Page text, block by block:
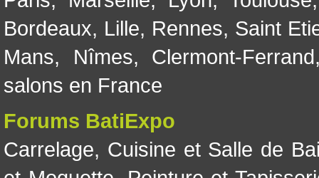
Bordeaux, Lille, Rennes, Saint
Mans, Nîmes, Clermont-Ferrand
salons en France
Forums BatiExpo
Carrelage, Cuisine et Salle de